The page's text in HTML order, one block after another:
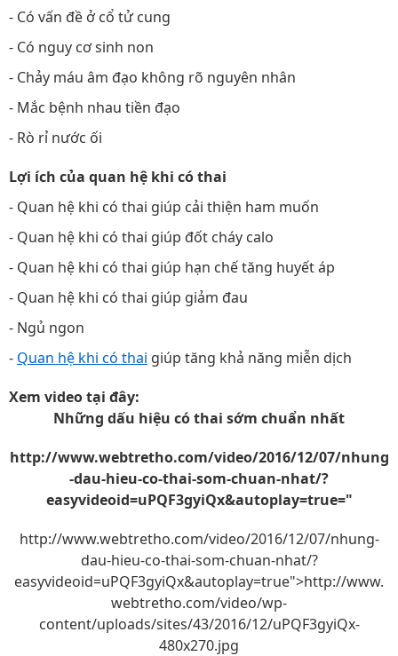
- Có vấn đề ở cổ tử cung
- Có nguy cơ sinh non
- Chảy máu âm đạo không rõ nguyên nhân
- Mắc bệnh nhau tiền đạo
- Rò rỉ nước ối
Lợi ích của quan hệ khi có thai
- Quan hệ khi có thai giúp cải thiện ham muốn
- Quan hệ khi có thai giúp đốt cháy calo
- Quan hệ khi có thai giúp hạn chế tăng huyết áp
- Quan hệ khi có thai giúp giảm đau
- Ngủ ngon
- Quan hệ khi có thai giúp tăng khả năng miễn dịch
Xem video tại đây:
Những dấu hiệu có thai sớm chuẩn nhất
http://www.webtretho.com/video/2016/12/07/nhung
-dau-hieu-co-thai-som-chuan-nhat/?
easyvideoid=uPQF3gyiQx&autoplay=true="
http://www.webtretho.com/video/2016/12/07/nhung-
dau-hieu-co-thai-som-chuan-nhat/?
easyvideoid=uPQF3gyiQx&autoplay=true">http://www.
webtretho.com/video/wp-
content/uploads/sites/43/2016/12/uPQF3gyiQx-
480x270.jpg